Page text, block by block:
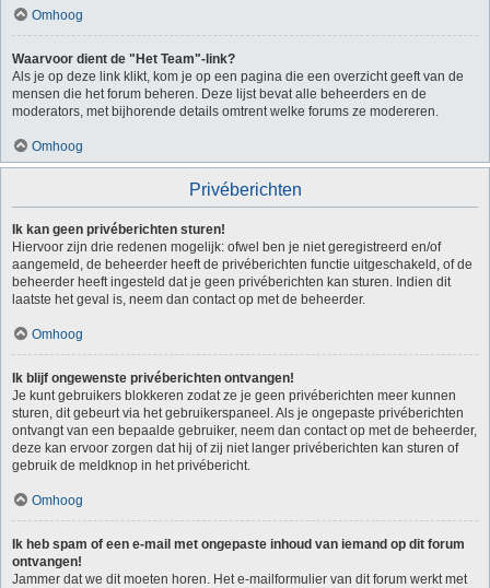
Omhoog
Waarvoor dient de "Het Team"-link?
Als je op deze link klikt, kom je op een pagina die een overzicht geeft van de
mensen die het forum beheren. Deze lijst bevat alle beheerders en de
moderators, met bijhorende details omtrent welke forums ze modereren.
Omhoog
Privéberichten
Ik kan geen privéberichten sturen!
Hiervoor zijn drie redenen mogelijk: ofwel ben je niet geregistreerd en/of
aangemeld, de beheerder heeft de privéberichten functie uitgeschakeld, of de
beheerder heeft ingesteld dat je geen privéberichten kan sturen. Indien dit
laatste het geval is, neem dan contact op met de beheerder.
Omhoog
Ik blijf ongewenste privéberichten ontvangen!
Je kunt gebruikers blokkeren zodat ze je geen privéberichten meer kunnen
sturen, dit gebeurt via het gebruikerspaneel. Als je ongepaste privéberichten
ontvangt van een bepaalde gebruiker, neem dan contact op met de beheerder,
deze kan ervoor zorgen dat hij of zij niet langer privéberichten kan sturen of
gebruik de meldknop in het privébericht.
Omhoog
Ik heb spam of een e-mail met ongepaste inhoud van iemand op dit forum
ontvangen!
Jammer dat we dit moeten horen. Het e-mailformulier van dit forum werkt met